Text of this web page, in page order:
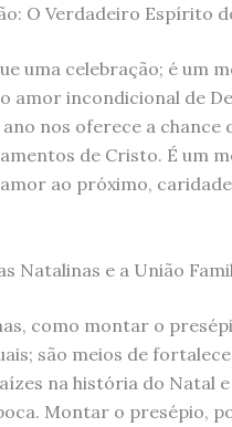
O Verdadeiro Espírito
uma celebração; é um
amor incondicional de
nos oferece a
de Cristo. É um
ao próximo,
Natalinas e a União
como montar o
são meios de
na história do Natal
Montar o presépio,